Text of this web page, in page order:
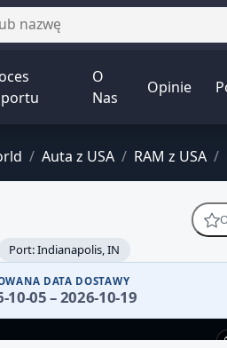
O
Nas
Opinie
/ Auta z USA / RAM z USA /
Port: Indianapolis, IN
DATA DOSTAWY
10-05 – 2026-10-19